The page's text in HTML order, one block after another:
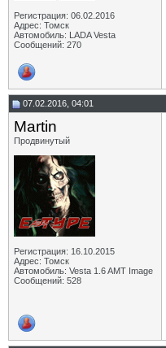
Регистрация: 06.02.2016
Адрес: Томск
Автомобиль: LADA Vesta
Сообщений: 270
07.02.2016, 04:01
Martin
Продвинутый
Регистрация: 16.10.2015
Адрес: Томск
Автомобиль: Vesta 1.6 AMT Image
Сообщений: 528